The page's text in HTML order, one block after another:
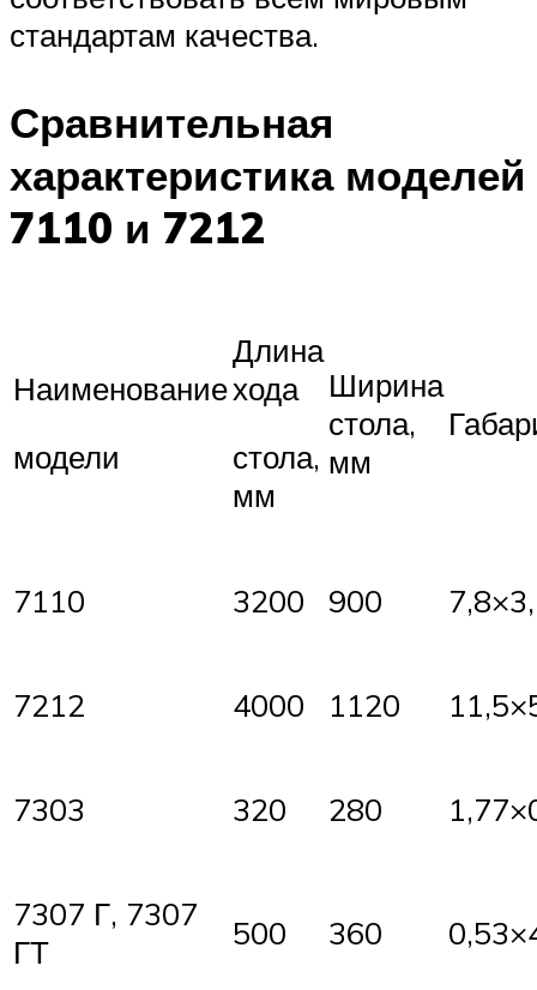
стандартам качества.
Сравнительная
характеристика моделей
7110 и 7212
Наименование
модели
Длина
хода
стола,
мм
Ширина
стола,
мм
7110 3200 900
7212 4000 1120
7303 320 280
7307 Г, 7307
ГТ
500 360